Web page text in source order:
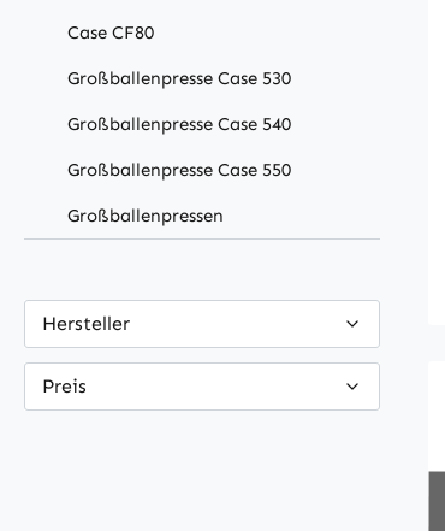
Case CF80
Großballenpresse Case 530
Großballenpresse Case 540
Großballenpresse Case 550
Großballenpressen
Hersteller
Preis